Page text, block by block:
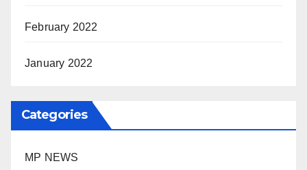
February 2022
January 2022
Categories
MP NEWS